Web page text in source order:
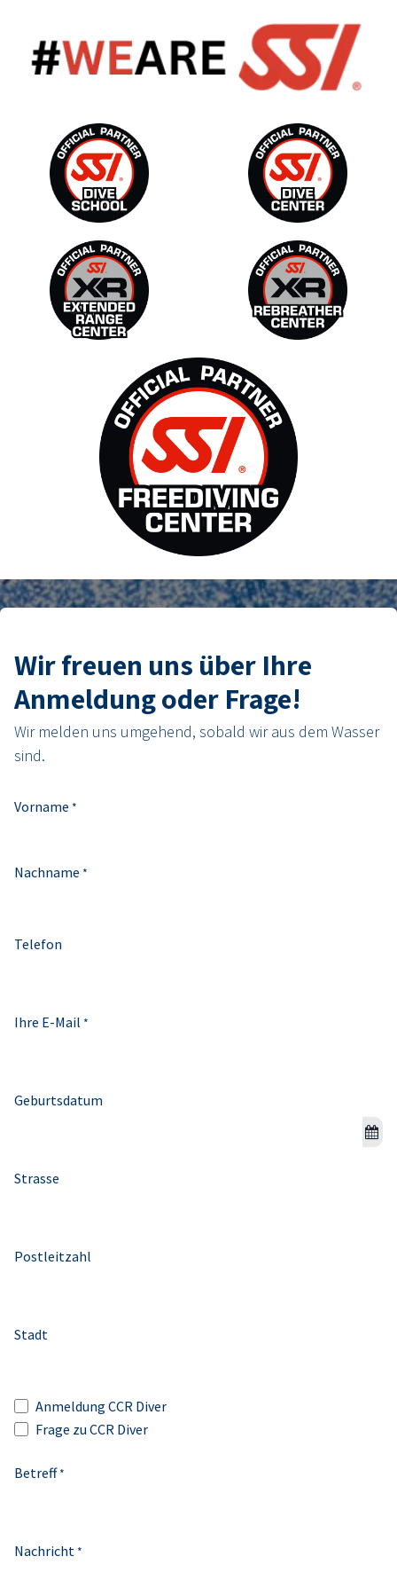
Wir freuen uns über Ihre
Anmeldung oder Frage!
Wir melden uns umgehend, sobald wir aus dem Wasser
sind.
Vorname *
Nachname *
Telefon
Ihre E-Mail *
Geburtsdatum
Strasse
Postleitzahl
Stadt
Anmeldung CCR Diver
Frage zu CCR Diver
Betreff*
Nachricht *